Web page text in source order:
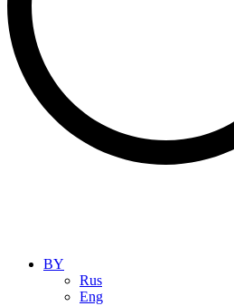
BY
Rus
Eng